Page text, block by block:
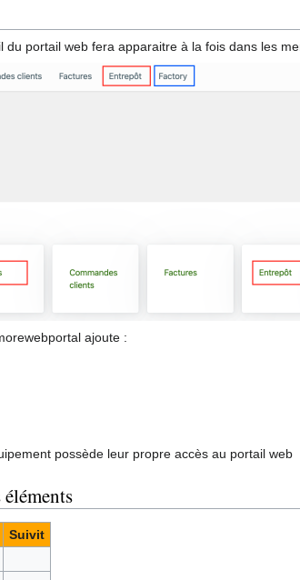
du portail web fera apparaitre à la fois dans les
ajoute :
possède leur propre accès au portail web
Suivit